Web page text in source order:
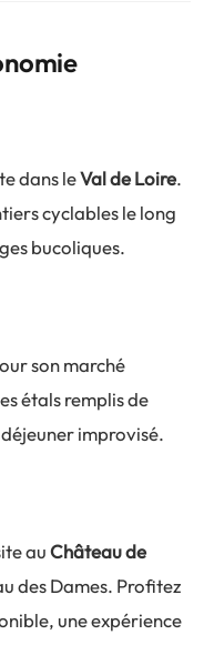
dans leVal de Loire.
cyclables le long
bucoliques.
son marché
étals remplis de
improvisé.
auChâteau de
des Dames. Profitez
une expérience